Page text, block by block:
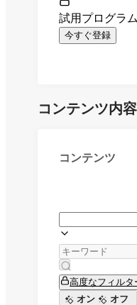
試用プログラ
今すぐ登録
コンテンツ内
コンテンツ
高度なフィルタ
オン
オフ